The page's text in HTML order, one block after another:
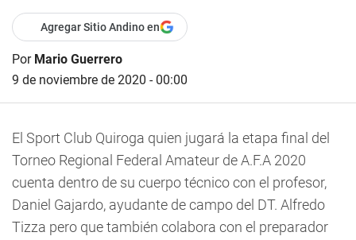
Agregar Sitio Andino en
Por Mario Guerrero
9 de noviembre de 2020 - 00:00
El Sport Club Quiroga quien jugará la etapa final del
Torneo Regional Federal Amateur de A.F.A 2020
cuenta dentro de su cuerpo técnico con el profesor,
Daniel Gajardo, ayudante de campo del DT. Alfredo
Tizza pero que también colabora con el preparador